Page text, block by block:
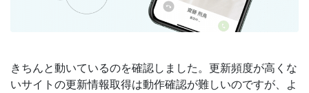
きちんと動いているのを確認しました。更新頻度が高くな
いサイトの更新情報取得は動作確認が難しいのですが、よ